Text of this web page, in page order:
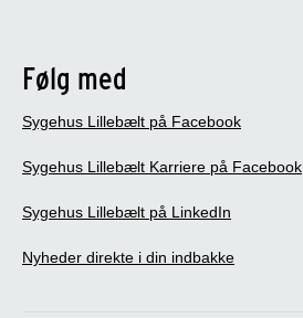
Følg med
Sygehus Lillebælt på Facebook
Sygehus Lillebælt Karriere på Facebook
Sygehus Lillebælt på LinkedIn
Nyheder direkte i din indbakke